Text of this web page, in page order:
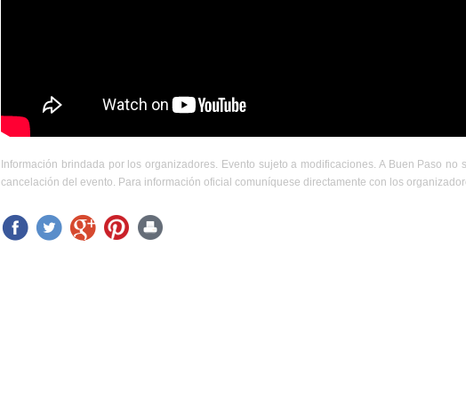
Información brindada por los organizadores. Evento sujeto a modificaciones. A Buen Paso
cancelación del evento. Para información oficial comuníquese directamente con los